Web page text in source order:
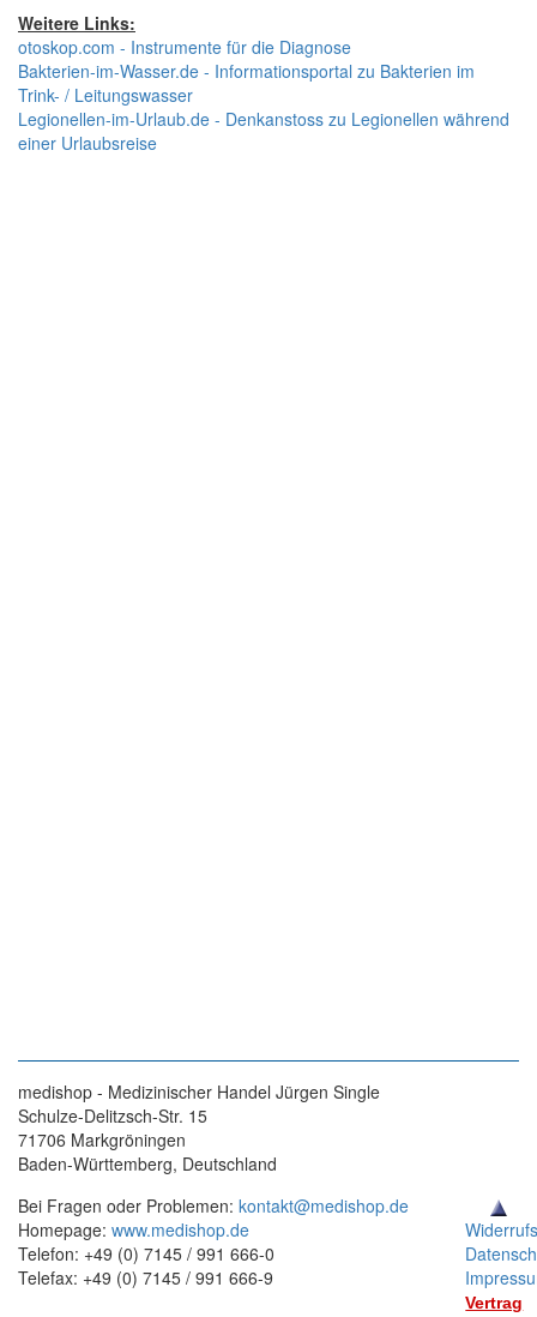
Weitere Links:
otoskop.com - Instrumente für die Diagnose
Bakterien-im-Wasser.de - Informationsportal zu Bakterien im
Trink- / Leitungswasser
Legionellen-im-Urlaub.de - Denkanstoss zu Legionellen während
einer Urlaubsreise
medishop - Medizinischer Handel Jürgen Single
Schulze-Delitzsch-Str. 15
71706 Markgröningen
Baden-Württemberg, Deutschland
Bei Fragen oder Problemen: kontakt@medishop.de
Homepage: www.medishop.de
Telefon: +49 (0) 7145 / 991 666-0
Telefax: +49 (0) 7145 / 991 666-9
Vertrag